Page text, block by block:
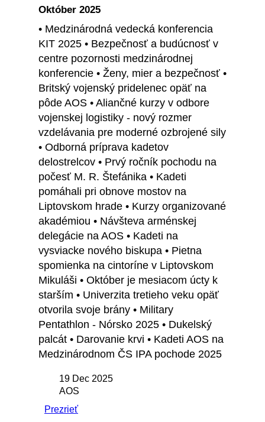
Október 2025
• Medzinárodná vedecká konferencia
KIT 2025 • Bezpečnosť a budúcnosť v
centre pozornosti medzinárodnej
konferencie • Ženy, mier a bezpečnosť •
Britský vojenský pridelenec opäť na
pôde AOS • Aliančné kurzy v odbore
vojenskej logistiky - nový rozmer
vzdelávania pre moderné ozbrojené sily
• Odborná príprava kadetov
delostrelcov • Prvý ročník pochodu na
počesť M. R. Štefánika • Kadeti
pomáhali pri obnove mostov na
Liptovskom hrade • Kurzy organizované
akadémiou • Návšteva arménskej
delegácie na AOS • Kadeti na
vysviacke nového biskupa • Pietna
spomienka na cintoríne v Liptovskom
Mikuláši • Október je mesiacom úcty k
starším • Univerzita tretieho veku opäť
otvorila svoje brány • Military
Pentathlon - Nórsko 2025 • Dukelský
palcát • Darovanie krvi • Kadeti AOS na
Medzinárodnom ČS IPA pochode 2025
19 Dec 2025
AOS
Prezrieť